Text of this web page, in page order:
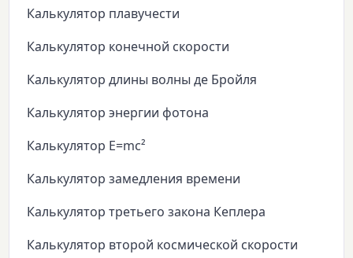
Калькулятор плавучести
Калькулятор конечной скорости
Калькулятор длины волны де Бройля
Калькулятор энергии фотона
Калькулятор E=mc²
Калькулятор замедления времени
Калькулятор третьего закона Кеплера
Калькулятор второй космической скорости